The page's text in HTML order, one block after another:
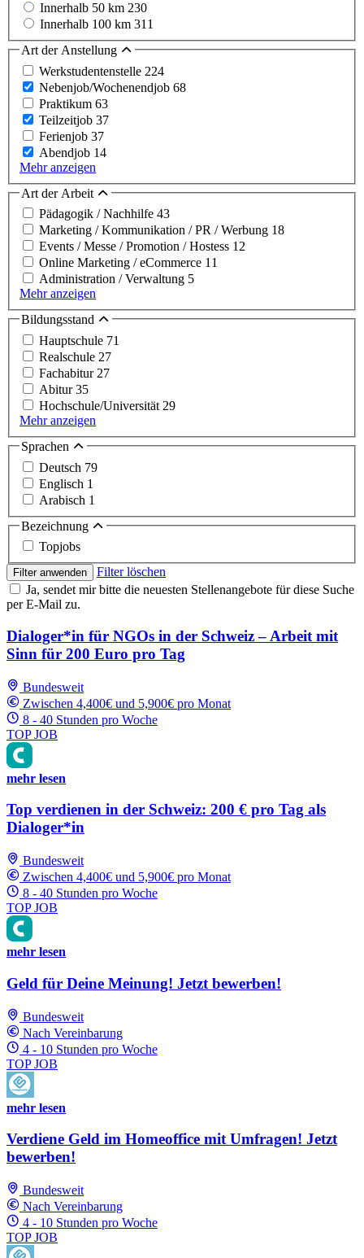
Innerhalb 50 km 230
Innerhalb 100 km 311
Art der Anstellung
Werkstudentenstelle 224
Nebenjob/Wochenendjob 68
Praktikum 63
Teilzeitjob 37
Ferienjob 37
Abendjob 14
Mehr anzeigen
Art der Arbeit
Pädagogik / Nachhilfe 43
Marketing / Kommunikation / PR / Werbung 18
Events / Messe / Promotion / Hostess 12
Online Marketing / eCommerce 11
Administration / Verwaltung 5
Mehr anzeigen
Bildungsstand
Hauptschule 71
Realschule 27
Fachabitur 27
Abitur35
Hochschule/Universität 29
Mehr anzeigen
Sprachen
Deutsch 79
Englisch 1
Arabisch 1
Bezeichnung
Topjobs
Filter anwenden
Filter löschen
Ja, sendet mir bitte die neuesten Stellenangebote für diese Suche
per E-Mail zu.
Dialoger*in für NGOs in der Schweiz – Arbeit mit
Sinn für 200 Euro pro Tag
Bundesweit
Zwischen 4,400€ und 5,900€ pro Monat
8 - 40 Stunden pro Woche
TOP JOB
mehr lesen
Top verdienen in der Schweiz: 200 € pro Tag als
Dialoger*in
Bundesweit
Zwischen 4,400€ und 5,900€ pro Monat
8 - 40 Stunden pro Woche
TOP JOB
mehr lesen
Geld für Deine Meinung! Jetzt bewerben!
Bundesweit
Nach Vereinbarung
4 - 10 Stunden pro Woche
TOP JOB
mehr lesen
Verdiene Geld im Homeoffice mit Umfragen! Jetzt
bewerben!
Bundesweit
Nach Vereinbarung
4 - 10 Stunden pro Woche
TOP JOB